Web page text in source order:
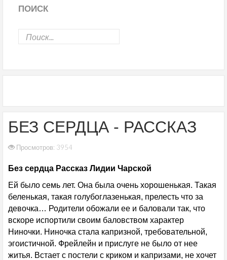
ПОИСК
БЕЗ СЕРДЦА - РАССКАЗ
Просмотров: 3954
Без сердца Рассказ Лидии Чарской
Ей было семь лет. Она была очень хорошенькая. Такая
беленькая, такая голубоглазенькая, прелесть что за
девочка… Родители обожали ее и баловали так, что
вскоре испортили своим баловством характер
Ниночки. Ниночка стала капризной, требовательной,
эгоистичной. Фрейлейн и прислуге не было от нее
житья. Встает с постели с криком и капризами, не хочет